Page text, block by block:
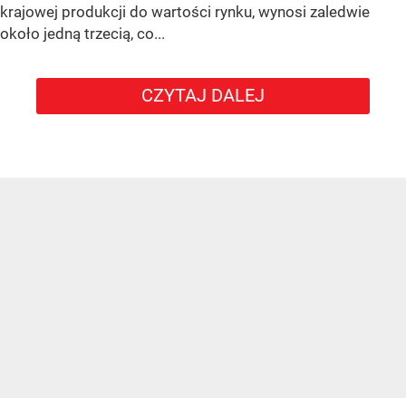
krajowej produkcji do wartości rynku, wynosi zaledwie
około jedną trzecią, co...
CZYTAJ DALEJ